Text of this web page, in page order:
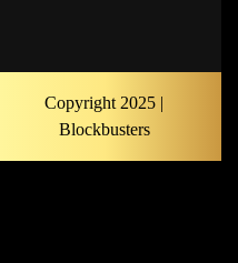
Copyright 2025 |
Blockbusters